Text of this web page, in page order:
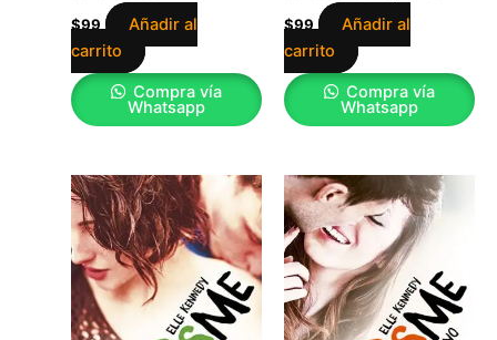
$99
Añadir al
carrito
Compra vía
Whatsapp
$99
Añadir al
carrito
Compra vía
Whatsapp